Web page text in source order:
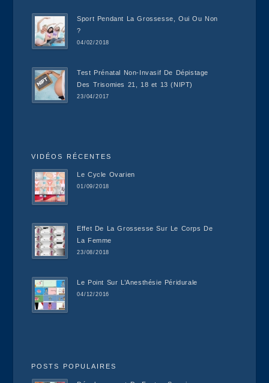
Sport Pendant La Grossesse, Oui Ou Non
?
04/02/2018
Test Prénatal Non-Invasif De Dépistage
Des Trisomies 21, 18 et 13 (NIPT)
23/04/2017
VIDÉOS RÉCENTES
Le Cycle Ovarien
01/09/2018
Effet De La Grossesse Sur Le Corps De
La Femme
23/08/2018
Le Point Sur L’Anesthésie Péridurale
04/12/2016
POSTS POPULAIRES